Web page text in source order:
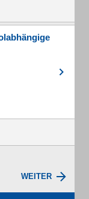
WEITER